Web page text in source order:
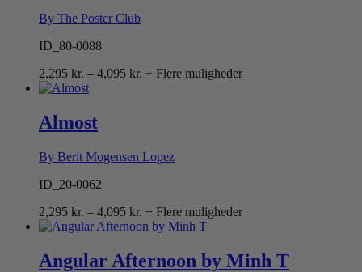
By The Poster Club
ID_80-0088
2,295 kr. – 4,095 kr. Prisinterval:
+ Flere muligheder
Almost
By Berit Mogensen Lopez
ID_20-0062
2,295 kr. – 4,095 kr. Prisinterval:
2,295 kr.
+ Flere muligheder
Angular Afternoon by Minh T